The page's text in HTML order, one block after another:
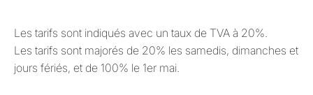
Les tarifs sont indiqués avec un taux de TVA à 20%.
Les tarifs sont majorés de 20% les samedis, dimanches et
jours fériés, et de 100% le 1er mai.